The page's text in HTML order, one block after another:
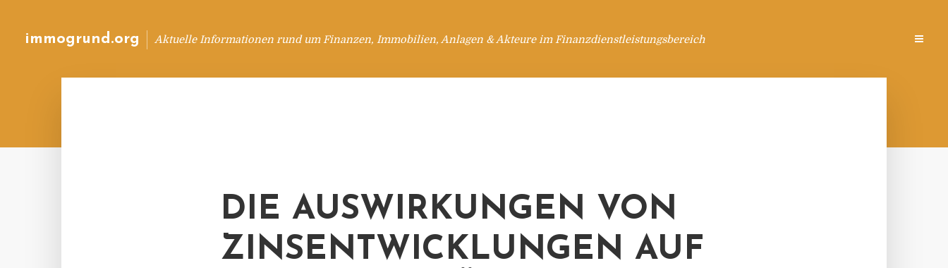
immogrund.org Aktuelle Informationen rund um Finanzen, Immobilien, Anlagen & Akteure im Finanzdienstleistungsbereich
DIE AUSWIRKUNGEN VON
ZINSENTWICKLUNGEN AUF